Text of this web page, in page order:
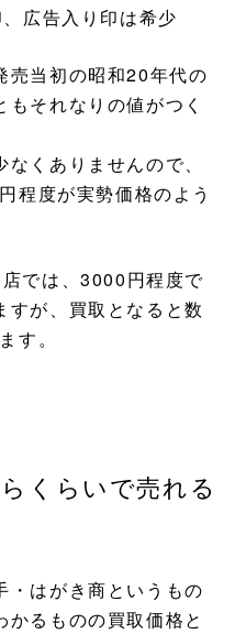
広告入り印は希少
売当初の昭和20年代の
それなりの値がつく
くありませんので、
程度が実勢価格のよう
では、3000円程度で
すが、買取となると数
す。
くらいで売れる
・はがき商というもの
るものの買取価格と